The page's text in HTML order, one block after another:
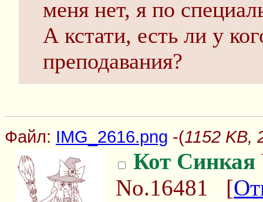
меня нет, я по
А кстати, есть ли у
преподавания?
Файл: IMG_2616.png -(1152 KB,
Кот Синкая
No.16481 [